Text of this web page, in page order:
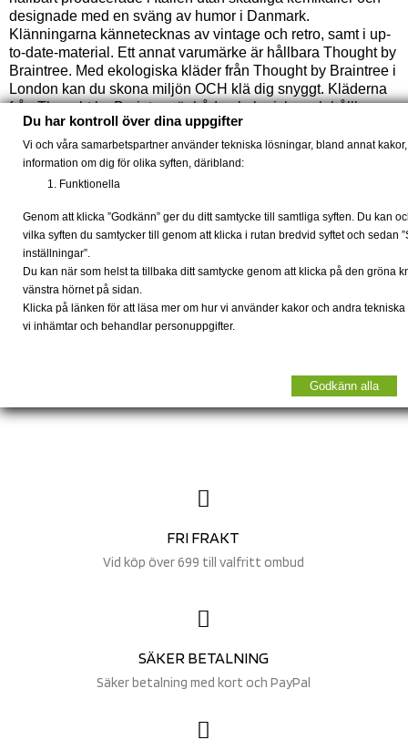
designade med en sväng av humor i Danmark.
Klänningarna kännetecknas av vintage och retro, samt i up-
to-date-material. Ett annat varumärke är hållbara Thought by
Braintree. Med ekologiska kläder från Thought by Braintree i
London kan du skona miljön OCH klä dig snyggt. Kläderna
från Thought by Braintree är både ekologiska och hållbar
samtidigt bekväma och mjuka - och kolla priserna: det är
riktigt billigt när man förstår att det är ekologiska kläder!
Thought by Braintree gör T-shirt, leggings och klänningar i
bland annat ekologisk bomull och bambu, men den mest
Strumporna finns både för kvinnor och män, där även
männen älskar de ekologiska herrskjortor av hampa och
ekologisk bomull. För kvinnor finns det också ekologiska
kläder från tyska Tranquillo, som bland annat gör läckra
GOTS-certifierade jerseykläder.
Leverans 2-4 dagar | 30 dagar returrätt | Fri frakt v. 699 |
FRI FRAKT
Vid köp över 699 till valfritt ombud
SÄKER BETALNING
Säker betalning med kort och PayPal
Du har kontroll över dina uppgifter
Vi och våra samarbetspartner använder tekniska lösningar, bland annat
information om dig för olika syften, däribland:
Funktionella
Genom att klicka ”Godkänn” ger du ditt samtycke till samtliga syften. Du kan
vilka syften du samtycker till genom att klicka i rutan bredvid syftet och sedan
inställningar”.
Du kan när som helst ta tillbaka ditt samtycke genom att klicka på den gröna
vänstra hörnet på sidan.
Klicka på länken för att läsa mer om hur vi använder kakor och andra
vi inhämtar och behandlar personuppgifter.
Godkänn alla